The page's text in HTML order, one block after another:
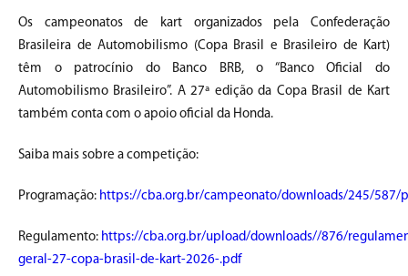
Os campeonatos de kart organizados pela Confederação
Brasileira de Automobilismo (Copa Brasil e Brasileiro de Kart)
têm o patrocínio do Banco BRB, o “Banco Oficial do
Automobilismo Brasileiro”. A 27ª edição da Copa Brasil de Kart
também conta com o apoio oficial da Honda.
Saiba mais sobre a competição:
Programação: https://cba.org.br/campeonato/downloads/245/587/
Regulamento: https://cba.org.br/upload/downloads//876/
geral-27-copa-brasil-de-kart-2026-.pdf